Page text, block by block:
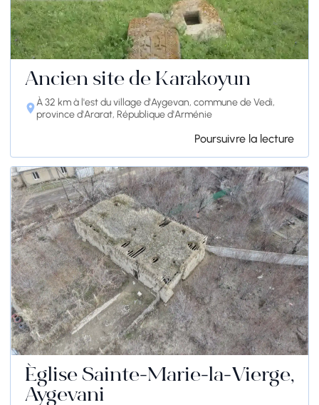
Ancien site de Karakoyun
À 32 km à l'est du village d'Aygevan, commune de Vedi,
province d'Ararat, République d'Arménie
Poursuivre la lecture
Église Sainte-Marie-la-Vierge,
Aygevani